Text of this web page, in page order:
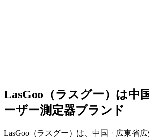
LasGoo（ラスグー）は中
ーザー測定器ブランド
LasGoo（ラスグー）は、中国・広東省広